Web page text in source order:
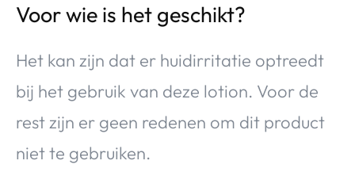
Voor wie is het geschikt?
Het kan zijn dat er huidirritatie optreedt
bij het gebruik van deze lotion. Voor de
rest zijn er geen redenen om dit product
niet te gebruiken.